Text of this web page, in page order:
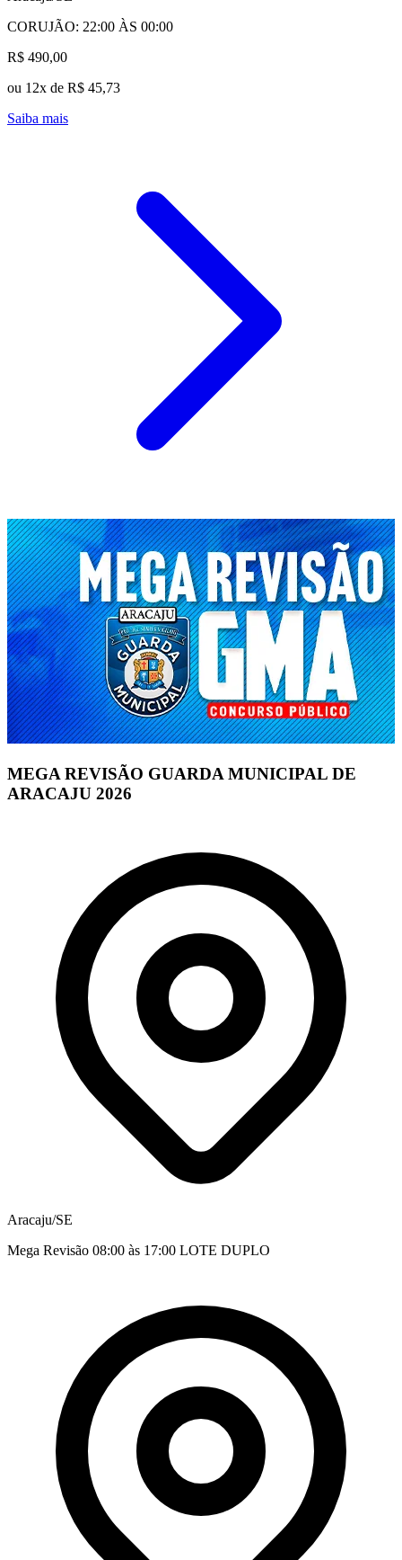
CORUJÃO: 22:00 ÀS 00:00
R$ 490,00
ou 12x de R$ 45,73
Saiba mais
MEGA REVISÃO GUARDA MUNICIPAL DE
ARACAJU 2026
Aracaju/SE
Mega Revisão 08:00 às 17:00 LOTE DUPLO